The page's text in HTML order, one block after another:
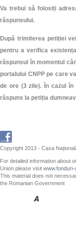
Va trebui să folosiți
răspunsului.
După trimiterea petiției
pentru a verifica
răspunsul în momentul
portalului CNPP pe care
de ore (3 zile). În cazul
răspuns la petiția
Copyright 2013 - Casa
For detailed information about
Union please visit www.fonduri-
This material does not
the Romanian Government